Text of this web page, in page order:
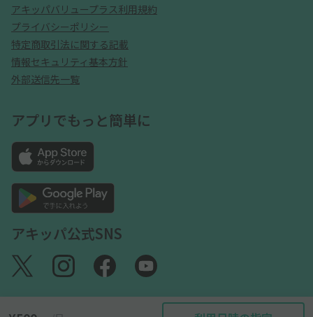
アキッパバリュープラス利用規約
プライバシーポリシー
特定商取引法に関する記載
情報セキュリティ基本方針
外部送信先一覧
アプリでもっと簡単に
アキッパ公式SNS